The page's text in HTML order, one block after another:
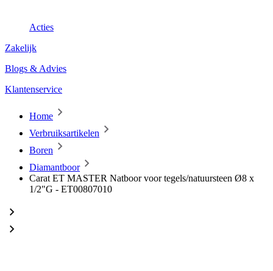
Acties
Zakelijk
Blogs & Advies
Klantenservice
Home
Verbruiksartikelen
Boren
Diamantboor
Carat ET MASTER Natboor voor tegels/natuursteen Ø8 x
1/2"G - ET00807010